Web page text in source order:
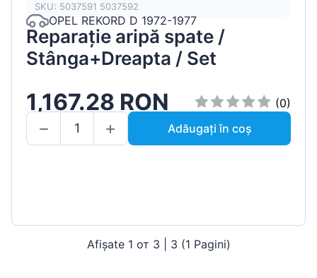
SKU: 5037591 5037592
OPEL REKORD D 1972-1977
Reparație aripă spate /
Stânga+Dreapta / Set
1,167.28 RON
(0)
Adăugați în coș
Afișate 1 от 3 | 3 (1 Pagini)